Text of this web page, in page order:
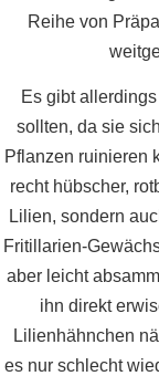
Reihe von
Es gibt
sollten, da sie
Pflanzen ruinieren
recht hübscher,
Lilien, sondern
Fritillarien-
aber leicht
ihn direkt
Lilienhähnchen
es nur schlecht